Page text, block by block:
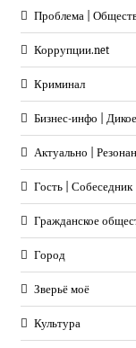
Проблема |
Коррупции.net
Криминал
Бизнес-инфо |
Актуально |
Гость | Собеседник
Гражданское
Город
Зверьё моё
Культура